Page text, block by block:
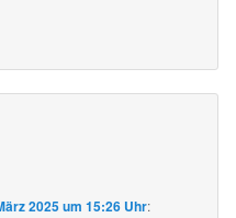
2025 um 15:26 Uhr: